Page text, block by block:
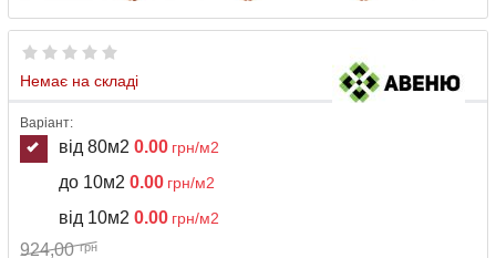
Немає на складі
Варіант:
від 80м2 0.00 грн/м2
до 10м2 0.00 грн/м2
від 10м2 0.00 грн/м2
924,00 грн